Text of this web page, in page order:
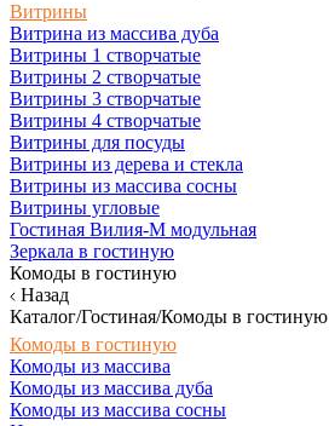
Витрины
Витрина из массива дуба
Витрины 1 створчатые
Витрины 2 створчатые
Витрины 3 створчатые
Витрины 4 створчатые
Витрины для посуды
Витрины из дерева и стекла
Витрины из массива сосны
Витрины угловые
Гостиная Вилия-М модульная
Зеркала в гостиную
Комоды в гостиную
Назад
Каталог/Гостиная/Комоды в гостиную
Комоды в гостиную
Комоды из массива
Комоды из массива дуба
Комоды из массива сосны